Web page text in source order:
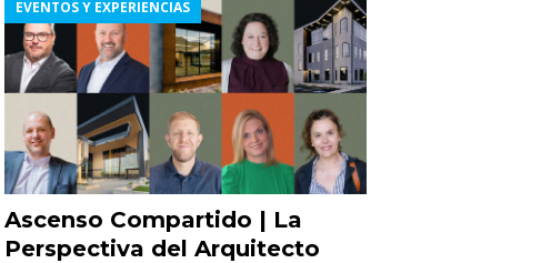
Ascenso Compartido | La
Perspectiva del Arquitecto
EVENTOS Y EXPERIENCIAS